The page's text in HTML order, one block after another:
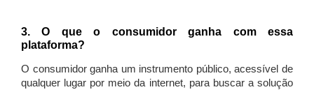
3. O que o consumidor ganha com essa
plataforma?
O consumidor ganha um instrumento público, acessível de
qualquer lugar por meio da internet, para buscar a solução